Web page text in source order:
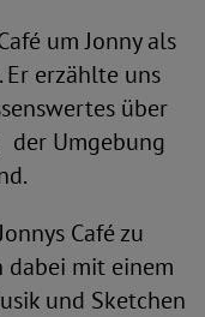
um Jonny als
Er erzählte uns
über
der Umgebung
Café zu
dabei mit einem
und Sketchen